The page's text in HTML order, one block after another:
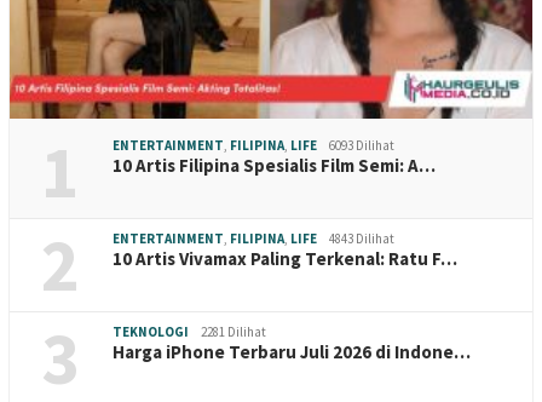
1 ENTERTAINMENT, FILIPINA, LIFE 6093 Dilihat
10 Artis Filipina Spesialis Film Semi: A…
2 ENTERTAINMENT, FILIPINA, LIFE 4843 Dilihat
10 Artis Vivamax Paling Terkenal: Ratu F…
3 TEKNOLOGI 2281 Dilihat
Harga iPhone Terbaru Juli 2026 di Indone…